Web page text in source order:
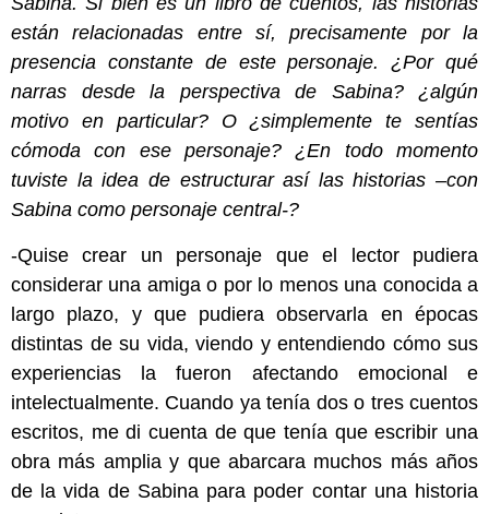
están relacionadas entre sí, precisamente por la
presencia constante de este personaje. ¿Por qué
narras desde la perspectiva de Sabina? ¿algún
motivo en particular? O ¿simplemente te sentías
cómoda con ese personaje? ¿En todo momento
tuviste la idea de estructurar así las historias –con
Sabina como personaje central-?
-Quise crear un personaje que el lector pudiera
considerar una amiga o por lo menos una conocida a
largo plazo, y que pudiera observarla en épocas
distintas de su vida, viendo y entendiendo cómo sus
experiencias la fueron afectando emocional e
intelectualmente. Cuando ya tenía dos o tres cuentos
escritos, me di cuenta de que tenía que escribir una
obra más amplia y que abarcara muchos más años
de la vida de Sabina para poder contar una historia